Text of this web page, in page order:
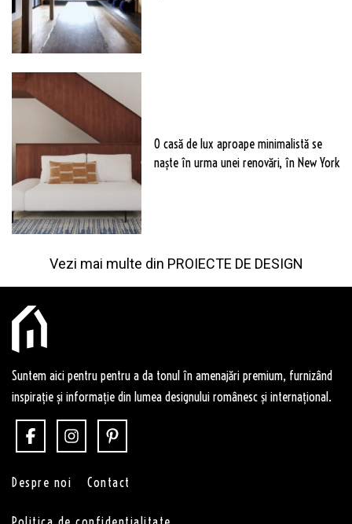
O casă de lux aproape minimalistă se
naște în urma unei renovări, în New York
Vezi mai multe din PROIECTE DE DESIGN
Suntem aici pentru pentru a da tonul în amenajări premium, furnizând
inspirație și informație din lumea designului românesc și internațional.
Despre noi Contact